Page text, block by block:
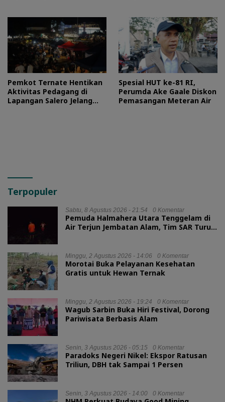
Pemkot Ternate Hentikan
Aktivitas Pedagang di
Lapangan Salero Jelang
Spesial HUT ke-81 RI,
Perumda Ake Gaale Diskon
Pemasangan Meteran Air
Terpopuler
Sabtu, 8 Agustus 2026 - 21:54 0 Komentar
Pemuda Halmahera Utara Tenggelam di
Air Terjun Jembatan Alam, Tim SAR Turun
Minggu, 2 Agustus 2026 - 14:06 0 Komentar
Morotai Buka Pelayanan Kesehatan
Gratis untuk Hewan Ternak
Minggu, 2 Agustus 2026 - 19:24 0 Komentar
Wagub Sarbin Buka Hiri Festival, Dorong
Pariwisata Berbasis Alam
Senin, 3 Agustus 2026 - 05:15 0 Komentar
Paradoks Negeri Nikel: Ekspor Ratusan
Triliun, DBH tak Sampai 1 Persen
Senin, 3 Agustus 2026 - 14:00 0 Komentar